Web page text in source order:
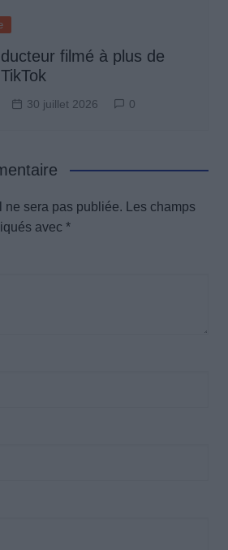
filmé à plus de
30 juillet 2026 0
ne sera pas publiée.
Les champs
avec *